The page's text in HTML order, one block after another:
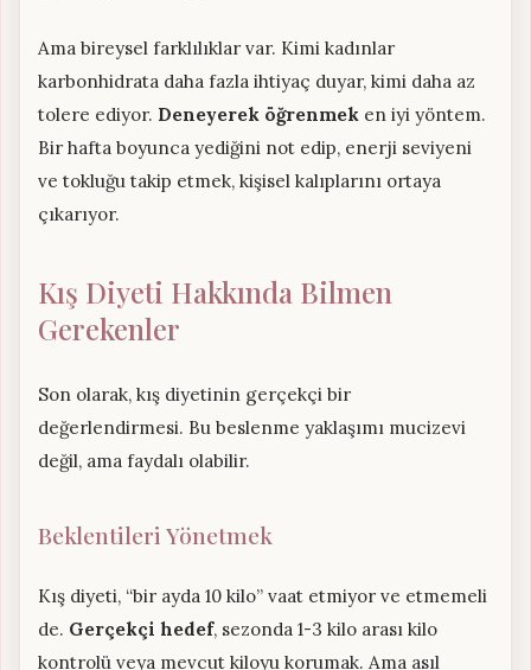
Ama bireysel farklılıklar var. Kimi kadınlar
karbonhidrata daha fazla ihtiyaç duyar, kimi daha az
tolere ediyor. Deneyerek öğrenmek en iyi yöntem.
Bir hafta boyunca yediğini not edip, enerji seviyeni
ve tokluğu takip etmek, kişisel kalıplarını ortaya
çıkarıyor.
Kış Diyeti Hakkında Bilmen
Gerekenler
Son olarak, kış diyetinin gerçekçi bir
değerlendirmesi. Bu beslenme yaklaşımı mucizevi
değil, ama faydalı olabilir.
Beklentileri Yönetmek
Kış diyeti, “bir ayda 10 kilo” vaat etmiyor ve etmemeli
de. Gerçekçi hedef, sezonda 1-3 kilo arası kilo
kontrolü veya mevcut kiloyu korumak. Ama asıl